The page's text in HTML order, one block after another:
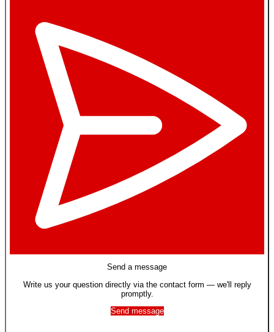
Send a message
Write us your question directly via the contact form — we'll reply
promptly.
Send message